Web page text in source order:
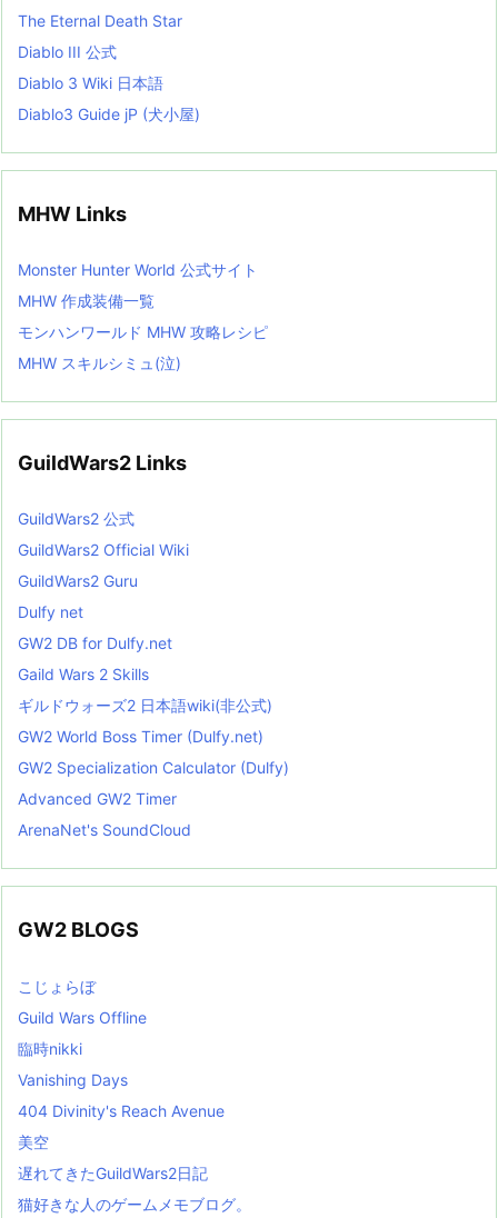
The Eternal Death Star
Diablo III 公式
Diablo 3 Wiki 日本語
Diablo3 Guide jP (犬小屋)
MHW Links
Monster Hunter World 公式サイト
MHW 作成装備一覧
モンハンワールド MHW 攻略レシピ
MHW スキルシミュ(泣)
GuildWars2 Links
GuildWars2 公式
GuildWars2 Official Wiki
GuildWars2 Guru
Dulfy net
GW2 DB for Dulfy.net
Gaild Wars 2 Skills
ギルドウォーズ2 日本語wiki(非公式)
GW2 World Boss Timer (Dulfy.net)
GW2 Specialization Calculator (Dulfy)
Advanced GW2 Timer
ArenaNet's SoundCloud
GW2 BLOGS
こじょらぼ
Guild Wars Offline
臨時nikki
Vanishing Days
404 Divinity's Reach Avenue
美空
遅れてきたGuildWars2日記
猫好きな人のゲームメモブログ。